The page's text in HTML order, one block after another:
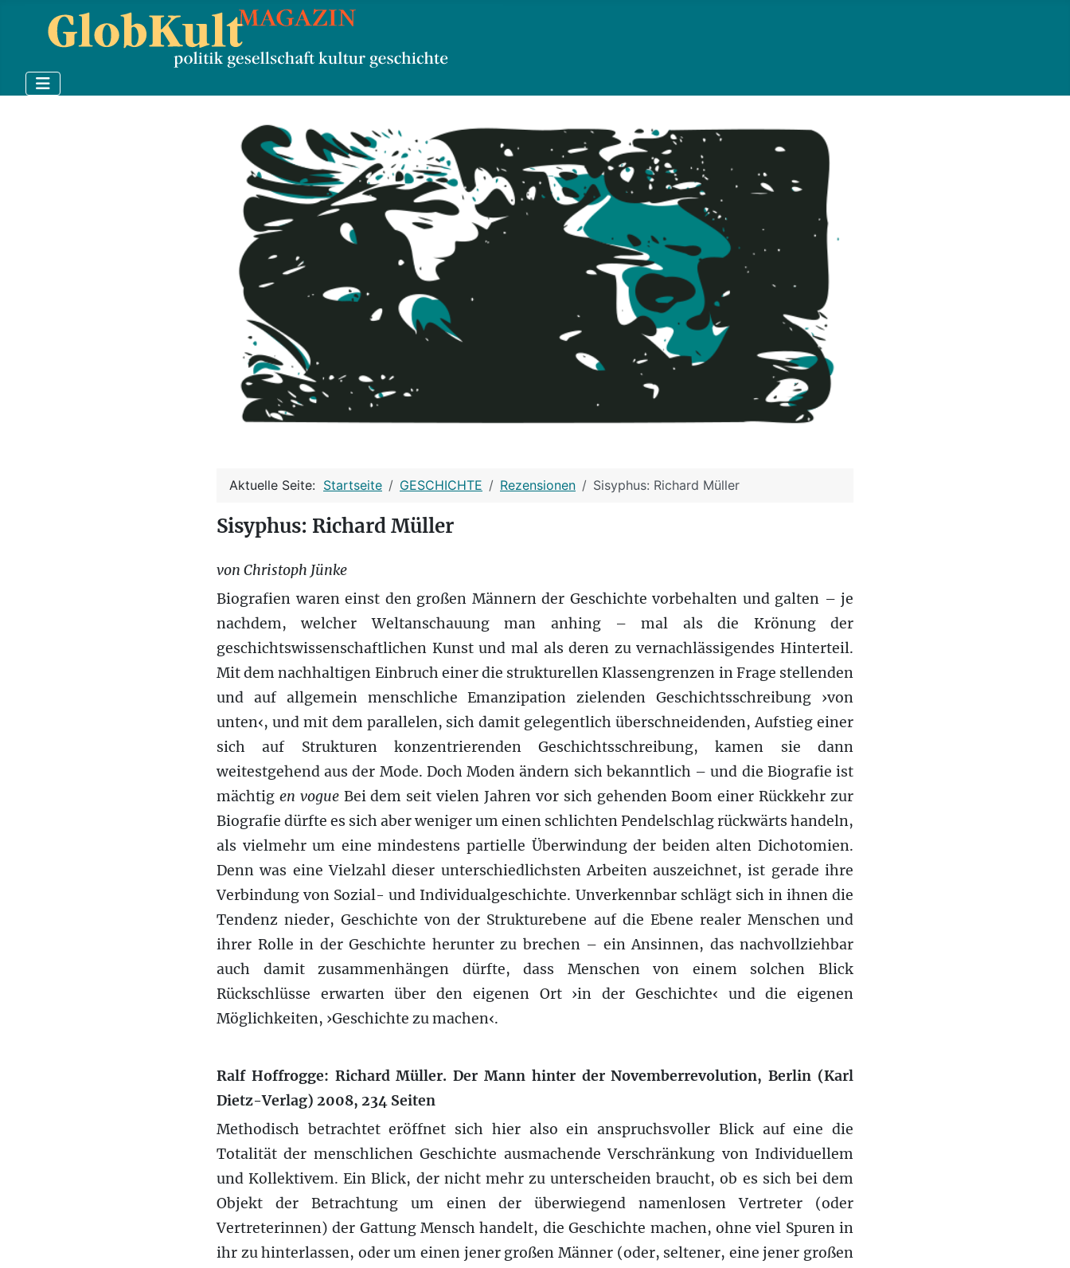
Aktuelle Seite: Startseite GESCHICHTE Rezensionen Sisyphus: Richard Müller
Sisyphus: Richard Müller
von Christoph Jünke
Biografien waren einst den großen Männern der Geschichte vorbehalten und galten – je
nachdem, welcher Weltanschauung man anhing – mal als die Krönung der
geschichtswissenschaftlichen Kunst und mal als deren zu vernachlässigendes Hinterteil.
Mit dem nachhaltigen Einbruch einer die strukturellen Klassengrenzen in Frage stellenden
und auf allgemein menschliche Emanzipation zielenden Geschichtsschreibung ›von
unten‹, und mit dem parallelen, sich damit gelegentlich überschneidenden, Aufstieg einer
sich auf Strukturen konzentrierenden Geschichtsschreibung, kamen sie dann
weitestgehend aus der Mode. Doch Moden ändern sich bekanntlich – und die Biografie ist
mächtig en vogueBei dem seit vielen Jahren vor sich gehenden Boom einer Rückkehr zur
Biografie dürfte es sich aber weniger um einen schlichten Pendelschlag rückwärts handeln,
als vielmehr um eine mindestens partielle Überwindung der beiden alten Dichotomien.
Denn was eine Vielzahl dieser unterschiedlichsten Arbeiten auszeichnet, ist gerade ihre
Verbindung von Sozial- und Individualgeschichte. Unverkennbar schlägt sich in ihnen die
Tendenz nieder, Geschichte von der Strukturebene auf die Ebene realer Menschen und
ihrer Rolle in der Geschichte herunter zu brechen – ein Ansinnen, das nachvollziehbar
auch damit zusammenhängen dürfte, dass Menschen von einem solchen Blick
Rückschlüsse erwarten über den eigenen Ort ›in der Geschichte‹ und die eigenen
Möglichkeiten, ›Geschichte zu machen‹.
Ralf Hoffrogge: Richard Müller. Der Mann hinter der Novemberrevolution, Berlin (Karl
Dietz-Verlag) 2008, 234 Seiten
Methodisch betrachtet eröffnet sich hier also ein anspruchsvoller Blick auf eine die
Totalität der menschlichen Geschichte ausmachende Verschränkung von Individuellem
und Kollektivem. Ein Blick, der nicht mehr zu unterscheiden braucht, ob es sich bei dem
Objekt der Betrachtung um einen der überwiegend namenlosen Vertreter (oder
Vertreterinnen) der Gattung Mensch handelt, die Geschichte machen, ohne viel Spuren in
ihr zu hinterlassen, oder um einen jener großen Männer (oder, seltener, eine jener großen